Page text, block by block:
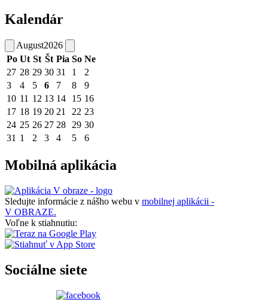
Kalendár
August2026
Po Ut St Št Pia So Ne
27 28 29 30 31 1
2
3
4 5 6 7 8
9
10 11 12 13 14 15 16
17 18 19 20 21 22 23
24 25 26 27 28 29 30
31 1 2 3 4 5 6
Mobilná aplikácia
Sledujte informácie z nášho webu v mobilnej aplikácii -
V OBRAZE.
Voľne k stiahnutiu:
Sociálne siete